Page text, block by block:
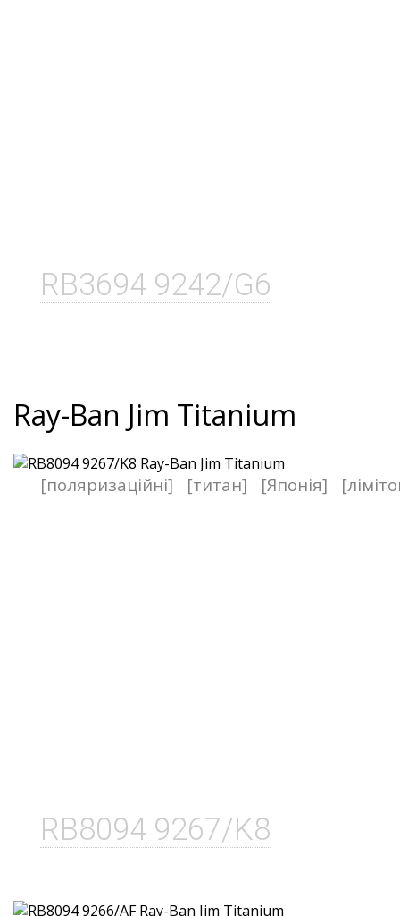
RB3694 9242/G6
Ray-Ban Jim Titanium
RB8094 9267/K8
[поляризаційні] [титан] [Японія]